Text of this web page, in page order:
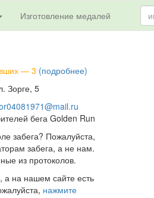
Изготовление медалей
— 3 (подробнее)
Зорге, 5
бега Golden Run
забега? Пожалуйста,
забега, а не нам.
из протоколов.
а на нашем сайте есть
нажмите